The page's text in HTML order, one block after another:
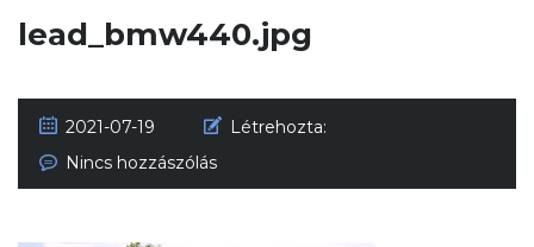
lead_bmw440.jpg
2021-07-19
Létrehozta:
Nincs hozzászólás